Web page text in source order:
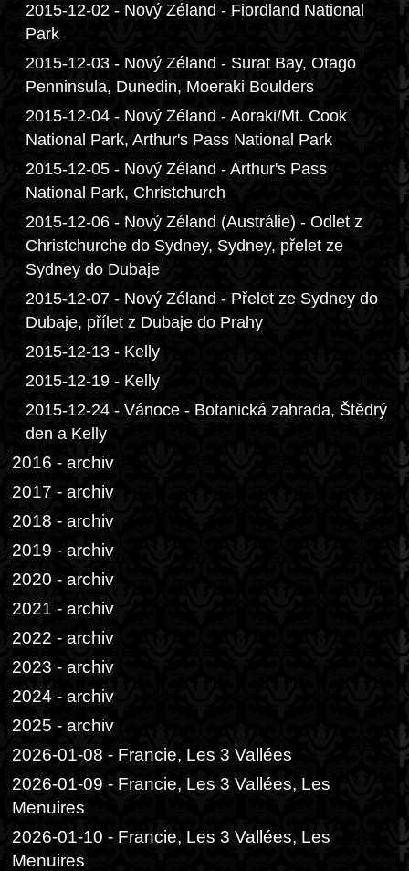
2015-12-02 - Nový Zéland - Fiordland National
Park
2015-12-03 - Nový Zéland - Surat Bay, Otago
Penninsula, Dunedin, Moeraki Boulders
2015-12-04 - Nový Zéland - Aoraki/Mt. Cook
National Park, Arthur's Pass National Park
2015-12-05 - Nový Zéland - Arthur's Pass
National Park, Christchurch
2015-12-06 - Nový Zéland (Austrálie) - Odlet z
Christchurche do Sydney, Sydney, přelet ze
Sydney do Dubaje
2015-12-07 - Nový Zéland - Přelet ze Sydney do
Dubaje, přílet z Dubaje do Prahy
2015-12-13 - Kelly
2015-12-19 - Kelly
2015-12-24 - Vánoce - Botanická zahrada, Štědrý
den a Kelly
2016 - archiv
2017 - archiv
2018 - archiv
2019 - archiv
2020 - archiv
2021 - archiv
2022 - archiv
2023 - archiv
2024 - archiv
2025 - archiv
2026-01-08 - Francie, Les 3 Vallées
2026-01-09 - Francie, Les 3 Vallées, Les
Menuires
2026-01-10 - Francie, Les 3 Vallées, Les
Menuires